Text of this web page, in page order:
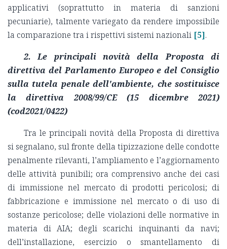
applicativi (soprattutto in materia di sanzioni
pecuniarie), talmente variegato da rendere impossibile
la comparazione tra i rispettivi sistemi nazionali [5].
2. Le principali novità della Proposta di
direttiva del Parlamento Europeo e del Consiglio
sulla tutela penale dell'ambiente, che sostituisce
la direttiva 2008/99/CE (15 dicembre 2021)
(cod2021/0422)
Tra le principali novità della Proposta di direttiva
si segnalano, sul fronte della tipizzazione delle condotte
penalmente rilevanti, l’ampliamento e l’aggiornamento
delle attività punibili; ora comprensivo anche dei casi
di immissione nel mercato di prodotti pericolosi; di
fabbricazione e immissione nel mercato o di uso di
sostanze pericolose; delle violazioni delle normative in
materia di AIA; degli scarichi inquinanti da navi;
dell’installazione, esercizio o smantellamento di